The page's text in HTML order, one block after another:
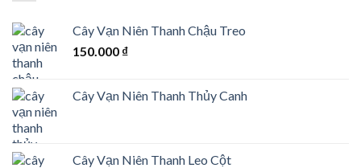
Cây Vạn Niên Thanh Chậu Treo
150.000 ₫
Cây Vạn Niên Thanh Thủy Canh
Cây Vạn Niên Thanh Leo Cột